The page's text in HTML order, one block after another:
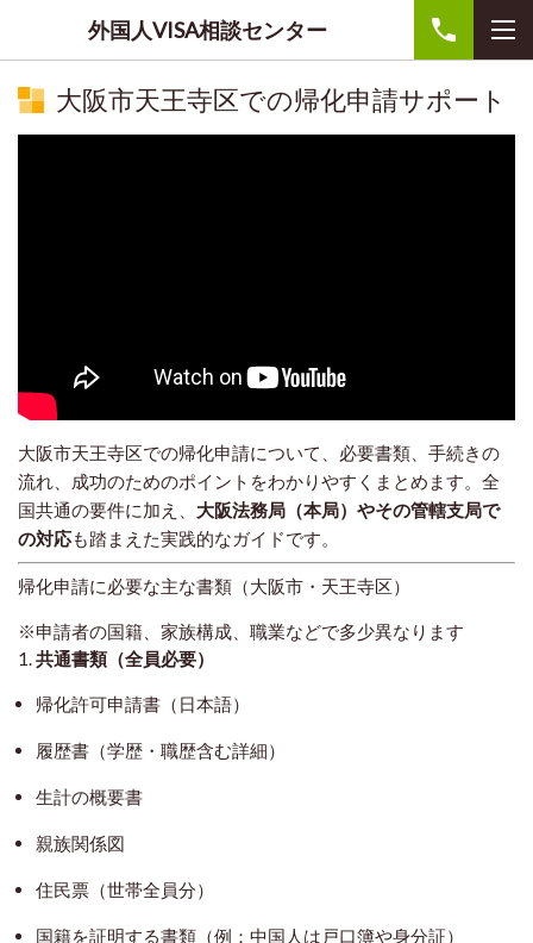
外国人VISA相談センター
大阪市天王寺区での帰化申請サポート
大阪市天王寺区での帰化申請について、必要書類、手続きの
流れ、成功のためのポイントをわかりやすくまとめます。全
国共通の要件に加え、 大阪法務局（本局）やその管轄支局で
の対応も踏まえた実践的なガイドです。
帰化申請に必要な主な書類（大阪市・天王寺区）
※申請者の国籍、家族構成、職業などで多少異なります
1.共通書類（全員必要）
帰化許可申請書（日本語）
履歴書（学歴・職歴含む詳細）
生計の概要書
親族関係図
住民票（世帯全員分）
国籍を証明する書類（例：中国人は戸口簿や身分証）